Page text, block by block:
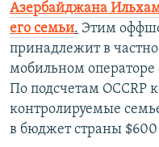
Азербайджана
его семьи. Этим
принадлежит в
мобильном операторе
По подсчетам OCCRP
контролируемые
в бюджет страны